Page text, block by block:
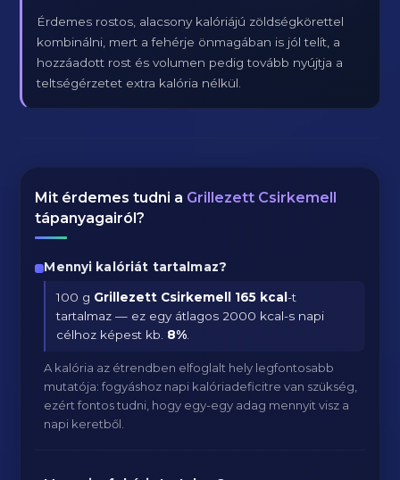
Érdemes rostos, alacsony kalóriájú zöldségkörettel
kombinálni, mert a fehérje önmagában is jól telít, a
hozzáadott rost és volumen pedig tovább nyújtja a
teltségérzetet extra kalória nélkül.
Mit érdemes tudni a Grillezett Csirkemell
tápanyagairól?
Mennyi kalóriát tartalmaz?
100 g Grillezett Csirkemell 165 kcal-t
tartalmaz — ez egy átlagos 2000 kcal-s napi
célhoz képest kb. 8%
A kalória az étrendben elfoglalt hely legfontosabb
mutatója: fogyáshoz napi kalóriadeficitre van szükség,
ezért fontos tudni, hogy egy-egy adag mennyit visz a
napi keretből.